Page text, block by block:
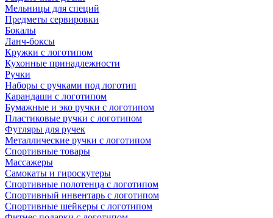
Мельницы для специй
Предметы сервировки
Бокалы
Ланч-боксы
Кружки с логотипом
Кухонные принадлежности
Ручки
Наборы с ручками под логотип
Карандаши с логотипом
Бумажные и эко ручки с логотипом
Пластиковые ручки с логотипом
Футляры для ручек
Металлические ручки с логотипом
Спортивные товары
Массажеры
Самокаты и гироскутеры
Спортивные полотенца с логотипом
Спортивный инвентарь с логотипом
Спортивные шейкеры с логотипом